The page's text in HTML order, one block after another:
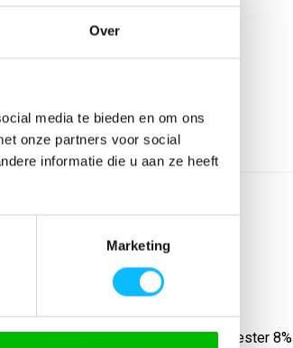
Over
media te bieden en om ons
onze partners voor social
informatie die u aan ze heeft
Marketing
polyester Inzetstukken: 92% polyester 8%